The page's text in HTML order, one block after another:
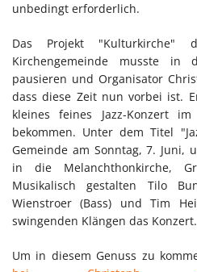
unbedingt erforderlich.
Das Projekt "Kulturkirche"
Kirchengemeinde musste in
pausieren und Organisator
dass diese Zeit nun vorbei ist.
kleines feines Jazz-Konzert
bekommen. Unter dem Titel
Gemeinde am Sonntag, 7. Juni,
in die Melanchthonkirche,
Musikalisch gestalten Tilo
Wienstroer (Bass) und Tim
swingenden Klängen das Konzert.
Um in diesem Genuss zu